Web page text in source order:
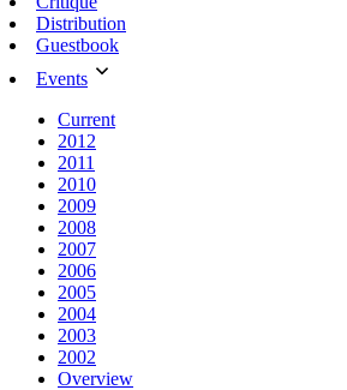
Distribution
Guestbook
Events
Current
2012
2011
2010
2009
2008
2007
2006
2005
2004
2003
2002
Overview